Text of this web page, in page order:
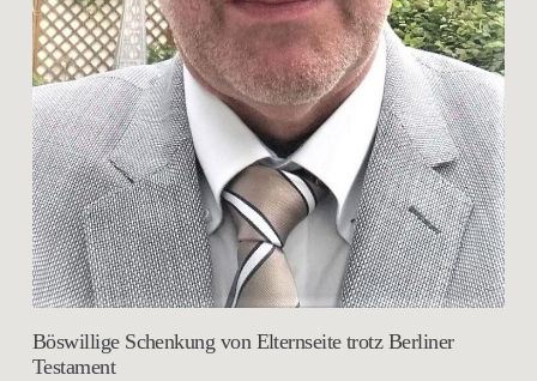
Böswillige Schenkung von Elternseite trotz Berliner
Testament